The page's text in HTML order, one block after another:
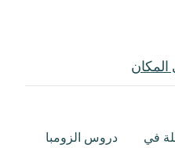
في
دروس الزومبا